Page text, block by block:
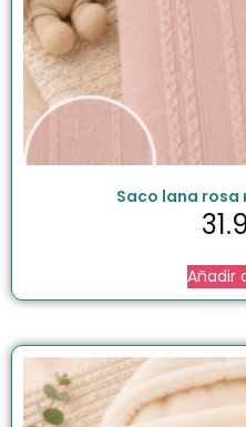
Saco lana rosa
Añadir